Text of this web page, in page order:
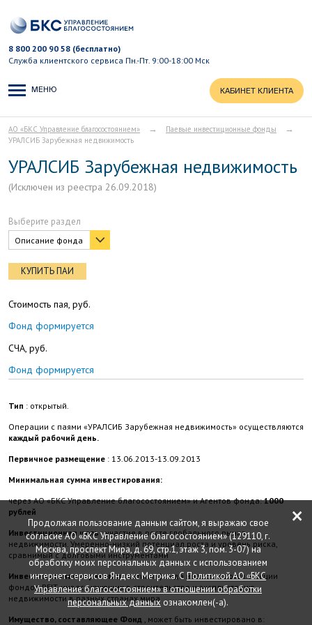
Продолжая пользование данным сайтом, я выражаю свое
согласие АО «БКС Управление благосостоянием» (129110, г.
Москва, проспект Мира, д. 69, стр.1, этаж 3, пом. 3-07) на
обработку моих персональных данных с использованием
интернет-сервисов Яндекс Метрика. С Политикой АО «БКС
Управление благосостоянием» в отношении обработки
персональных данных ознакомлен(-а).
×
8 800 200 90 58 (бесплатно)
Служба клиентского сервиса Пн.-Пт. 9:00-18:00 Мск
КАБИНЕТ КЛИЕНТА
МЕНЮ
АО «БКС Управление благосостоянием» → Паевые инвестиционные фонды →
УРАЛСИБ Зарубежная недвижимость
УРАЛСИБ Зарубежная недвижимость
(Исключен из реестра 26.09.2018)
Выберите раздел
Описание фонда
КУПИТЬ ПАИ
Стоимость пая, руб.
Фонд формируется
СЧА, руб.
Фонд формируется
Тип : открытый.
Операции с паями «УРАЛСИБ Зарубежная недвижимость» осуществляются
каждый рабочий день.
Первичное размещение : 13.06.2013-13.09.2013
Минимальная сумма инвестирования:
через АО «БКС Управление благосостоянием» и Агентов фонда:1000
рублей
Инвестиционная цель: участие в росте глобального рынка
недвижимости. Умеренно-низкий потенциал роста и уровень риска,
сравнимый с долговыми инструментами
Инвестиционная стратегия: активы фонда инвестируются в акции
фондов REIT, инвестирующих в строительство и эксплуатацию
недвижимости в разных странах мира
Имущество, составляющее Фонд
, может быть инвестировано в: